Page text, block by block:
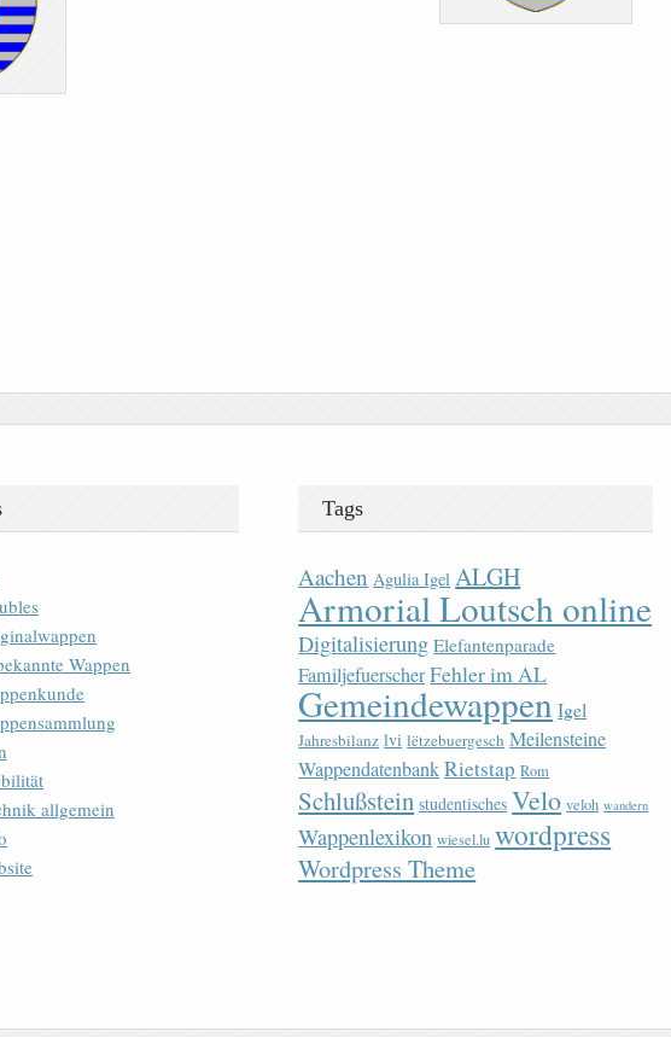
Wappen
allgemein
Tags
Aachen Agulia Igel ALGH
Armorial Loutsch online
Digitalisierung Elefantenparade
FamiljefuerscherFehler im AL
Gemeindewappen Igel
Jahresbilanz lvi lëtzebuergesch Meilensteine
WappendatenbankRietstap Rom
Schlußstein studentisches Velo veloh wandern
Wappenlexikon wiesel.lu wordpress
Wordpress Theme